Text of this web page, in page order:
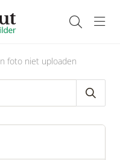
foto niet uploaden